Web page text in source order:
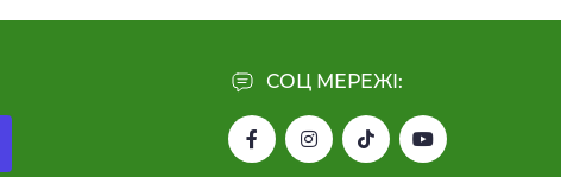
СОЦ МЕРЕЖІ: